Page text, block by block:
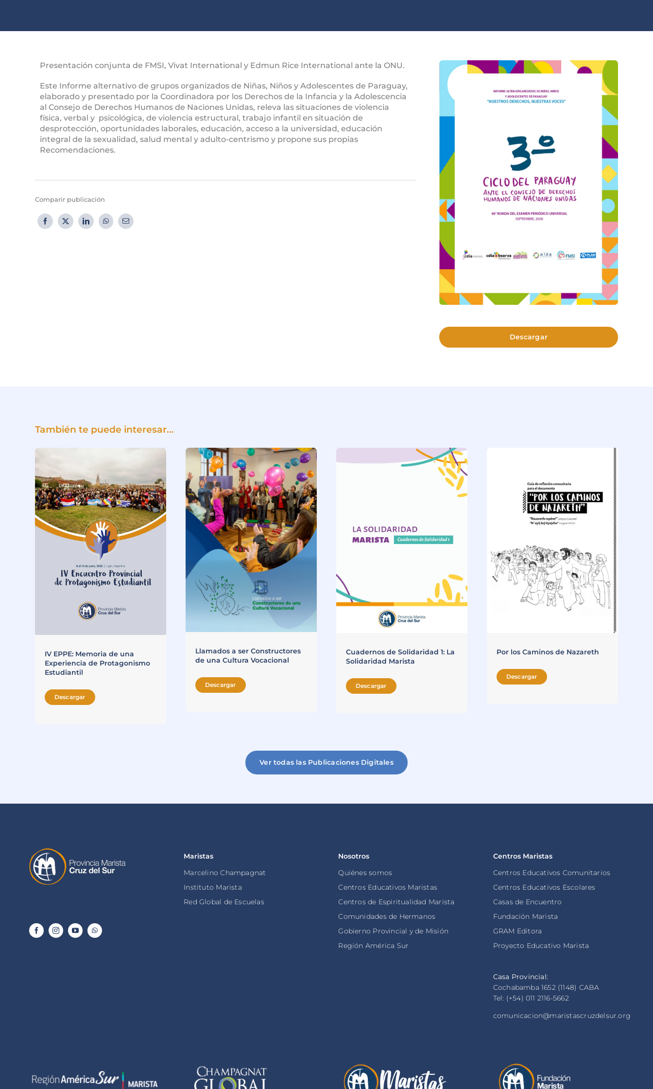
Presentación conjunta de FMSI, Vivat International y Edmun Rice International ante la ONU.
Este Informe alternativo de grupos organizados de Niñas, Niños y Adolescentes de Paraguay,
elaborado y presentado por la Coordinadora por los Derechos de la Infancia y la Adolescencia
al Consejo de Derechos Humanos de Naciones Unidas, releva las situaciones de violencia
física, verbal y psicológica, de violencia estructural, trabajo infantil en situación de
desprotección, oportunidades laborales, educación, acceso a la universidad, educación
integral de la sexualidad, salud mental y adulto-centrismo y propone sus propias
Recomendaciones.
Comparir publicación
Descargar
También te puede interesar...
IV EPPE: Memoria de una
Experiencia de Protagonismo
Estudiantil
Descargar
Llamados a ser Constructores
de una Cultura Vocacional
Descargar
Cuadernos de Solidaridad 1: La
Solidaridad Marista
Descargar
Por los Caminos de Nazareth
Descargar
Ver todas las Publicaciones Digitales
Maristas
Marcelino Champagnat
Instituto Marista
Red Global de Escuelas
Nosotros
Quiénes somos
Centros Educativos Maristas
Centros de Espiritualidad Marista
Comunidades de Hermanos
Gobierno Provincial y de Misión
Región América Sur
Centros Maristas
Centros Educativos Comunitarios
Centros Educativos Escolares
Casas de Encuentro
Fundación Marista
GRAM Editora
Proyecto Educativo Marista
Casa Provincial:
Cochabamba 1652 (1148) CABA
Tel: (+54) 011 2116-5662
comunicacion@maristascruzdelsur.org